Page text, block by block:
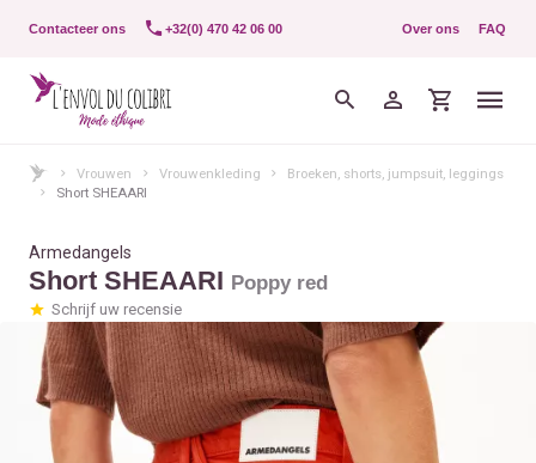
Contacteer ons +32(0) 470 42 06 00 Over ons FAQ
Vrouwen Vrouwenkleding
Broeken, shorts, jumpsuit, leggings
Short SHEAARI
Armedangels
Short SHEAARI Poppy red
Schrijf uw recensie